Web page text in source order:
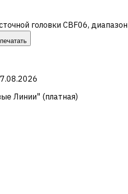
головки CBF06,
Линии" (платная)